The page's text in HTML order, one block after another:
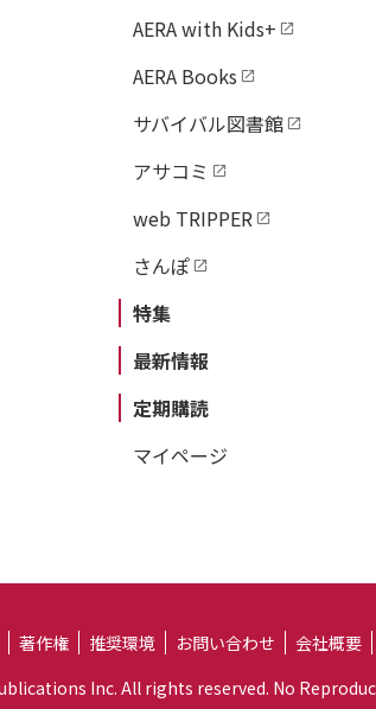
AERA with Kids+
AERA Books
サバイバル図書館
アサコミ
web TRIPPER
さんぽ
特集
最新情報
定期購読
マイページ
著作権 推奨環境 お問い合わせ 会社概要
Inc. All rights reserved. No